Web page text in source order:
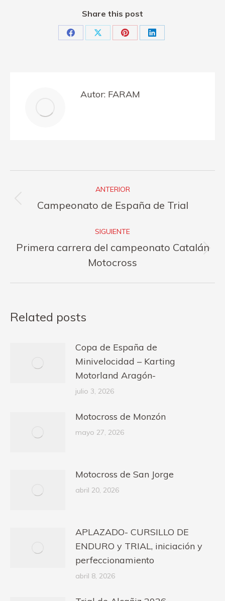
Share this post
Share Share Share Share
Autor: FARAM
entre
ANTERIOR
Publicación
Campeonato de España de Trial
SIGUIENTE
Publicación
siguiente:
Primera carrera del campeonato Catalán
Motocross
Related posts
Copa de España de
Minivelocidad – Karting
Motorland Aragón-
julio 3, 2026
Motocross de Monzón
mayo 27, 2026
Motocross de San Jorge
abril 20, 2026
APLAZADO- CURSILLO DE
ENDURO y TRIAL, iniciación y
perfeccionamiento
abril 8, 2026